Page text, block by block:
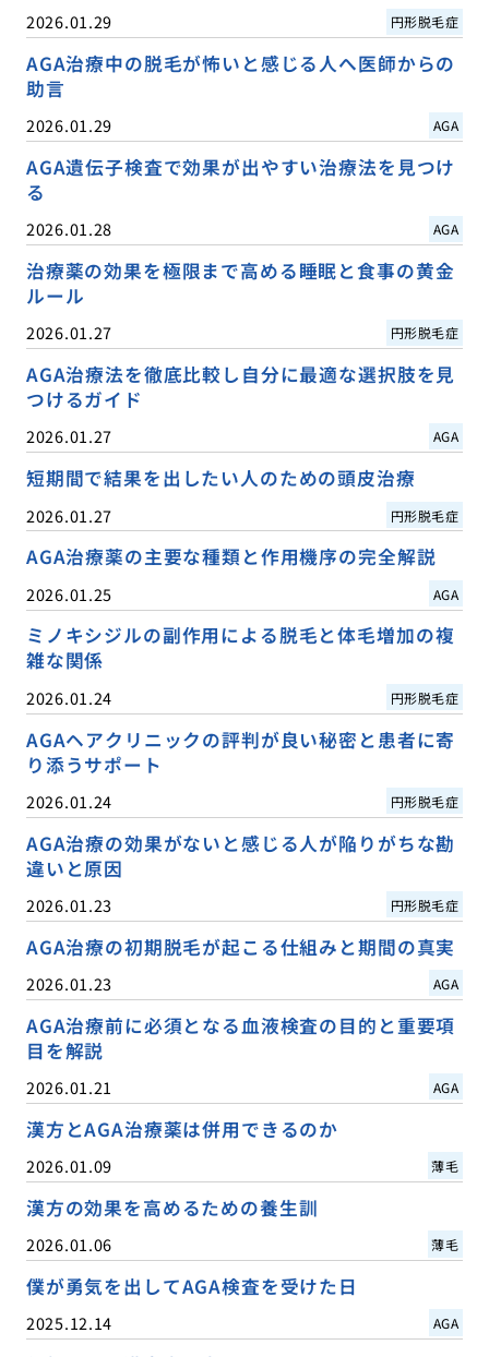
2026.01.29 円形脱毛症
AGA治療中の脱毛が怖いと感じる人へ医師からの
助言
2026.01.29 AGA
AGA遺伝子検査で効果が出やすい治療法を見つけ
る
2026.01.28 AGA
治療薬の効果を極限まで高める睡眠と食事の黄金
ルール
2026.01.27 円形脱毛症
AGA治療法を徹底比較し自分に最適な選択肢を見
つけるガイド
2026.01.27 AGA
短期間で結果を出したい人のための頭皮治療
2026.01.27 円形脱毛症
AGA治療薬の主要な種類と作用機序の完全解説
2026.01.25 AGA
ミノキシジルの副作用による脱毛と体毛増加の複
雑な関係
2026.01.24 円形脱毛症
AGAヘアクリニックの評判が良い秘密と患者に寄
り添うサポート
2026.01.24 円形脱毛症
AGA治療の効果がないと感じる人が陥りがちな勘
違いと原因
2026.01.23 円形脱毛症
AGA治療の初期脱毛が起こる仕組みと期間の真実
2026.01.23 AGA
AGA治療前に必須となる血液検査の目的と重要項
目を解説
2026.01.21 AGA
漢方とAGA治療薬は併用できるのか
2026.01.09 薄毛
漢方の効果を高めるための養生訓
2026.01.06 薄毛
僕が勇気を出してAGA検査を受けた日
2025.12.14 AGA